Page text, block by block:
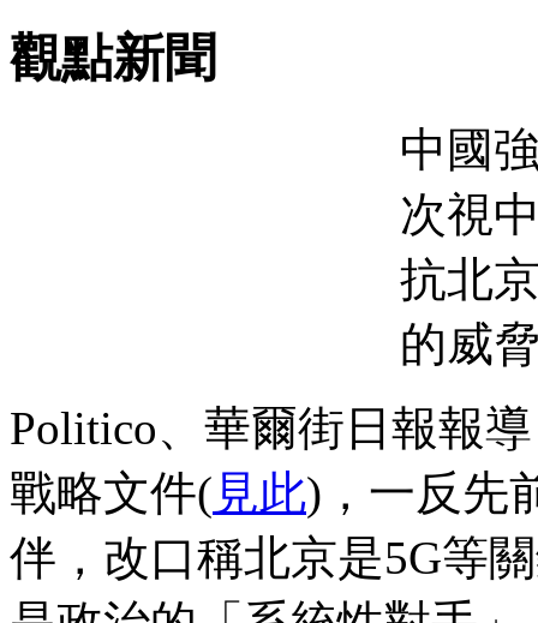
觀點新聞
中國
次視
抗北
的威
Politico、華爾街日報報
戰略文件( 見此)，一反先
伴，改口稱北京是5G等